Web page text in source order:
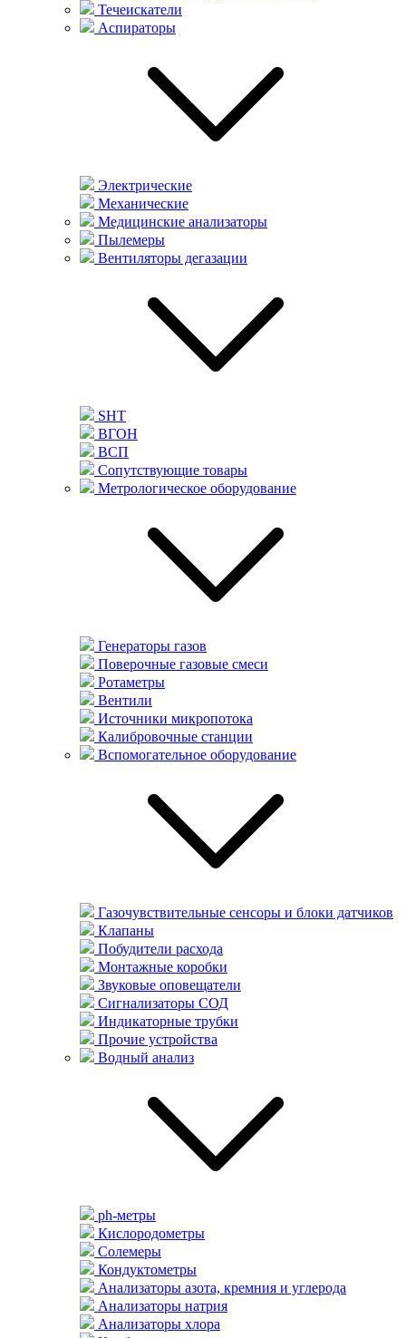
Течеискатели
Аспираторы
Электрические
Механические
Медицинские анализаторы
Пылемеры
Вентиляторы дегазации
SHT
ВГОН
ВСП
Сопутствующие товары
Метрологическое оборудование
Генераторы газов
Поверочные газовые смеси
Ротаметры
Вентили
Источники микропотока
Калибровочные станции
Вспомогательное оборудование
Газочувствительные сенсоры и блоки датчиков
Клапаны
Побудители расхода
Монтажные коробки
Звуковые оповещатели
Сигнализаторы СОД
Индикаторные трубки
Прочие устройства
Водный анализ
ph-метры
Кислородометры
Солемеры
Кондуктометры
Анализаторы азота, кремния и углерода
Анализаторы натрия
Анализаторы хлора